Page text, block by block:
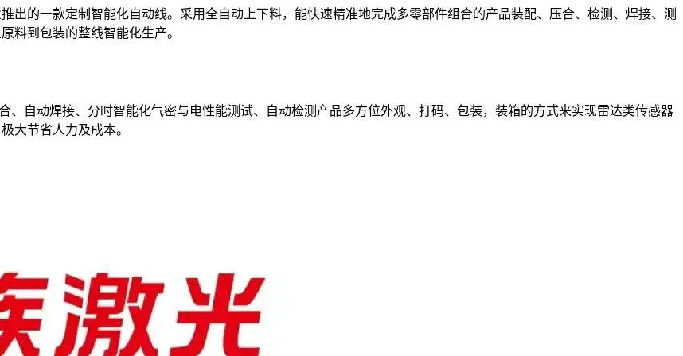
出的一款定制智能化自动线。采用全自动上下料，能快速精准地完成多零部件组合的产品装配、压合、检测、焊接、测
料到包装的整线智能化生产。
自动焊接、分时智能化气密与电性能测试、自动检测产品多方位外观、打码、包装，装箱的方式来实现雷达类传感器
大节省人力及成本。